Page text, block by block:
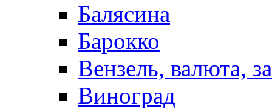
Балясина
Барокко
Вензель, валюта,
Виноград